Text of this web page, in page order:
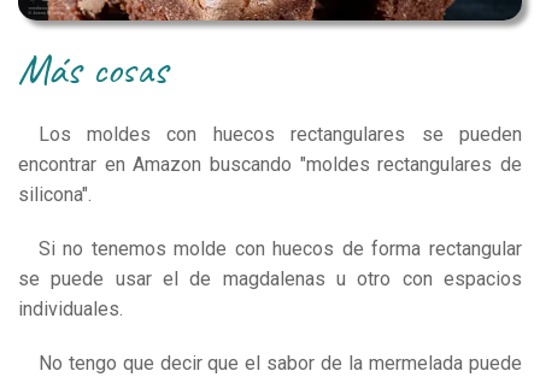
más cosas
Los moldes con huecos rectangulares se pueden
encontrar en Amazon buscando "moldes rectangulares de
silicona".
Si no tenemos molde con huecos de forma rectangular
se puede usar el de magdalenas u otro con espacios
individuales.
No tengo que decir que el sabor de la mermelada puede